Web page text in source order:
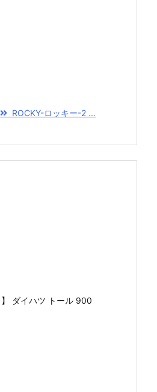
ROCKY-ロッキー-2 ...
ダイハツ トール 900